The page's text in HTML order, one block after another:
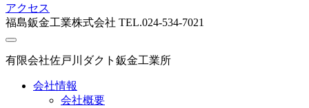
アクセス
福島鈑金工業株式会社 TEL.024-534-7021
有限会社佐戸川ダクト鈑金工業所
会社情報
会社概要